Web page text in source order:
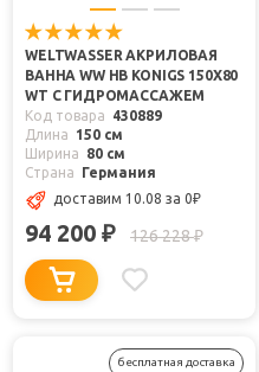
WELTWASSER АКРИЛОВАЯ
ВАННА WW HB KONIGS 150X80
WT С ГИДРОМАССАЖЕМ
Код товара
430889
Длина
150 см
Ширина
80 см
Страна
Германия
доставим 10.08 за 0₽
94 200 ₽ 126 228₽
бесплатная доставка